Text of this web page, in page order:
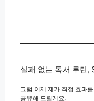
실패 없는 독서 루틴
그럼 이제 제가 직접 효과
공유해 드릴게요.